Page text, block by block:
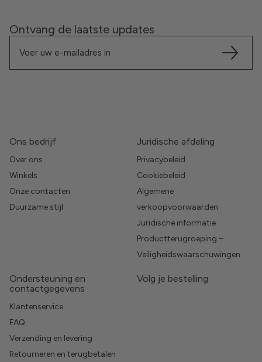
Ontvang de laatste updates
Ons bedrijf
Over ons
Winkels
Onze contacten
Duurzame stijl
Juridische afdeling
Privacybeleid
Cookiebeleid
Algemene
verkoopvoorwaarden
Juridische informatie
Productterugroeping –
Veiligheidswaarschuwingen
Ondersteuning en
contactgegevens
Klantenservice
FAQ
Verzending en levering
Retourneren en terugbetalen
Volg je bestelling